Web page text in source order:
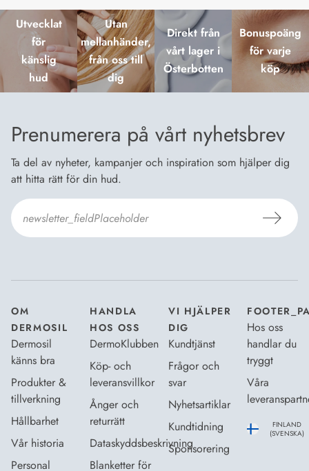
Utvecklat
för
känslig
hud
Utan
mellanhänder,
från oss till
dig
Direkt från
vårt lager i
Österbotten
Bonuspoäng
för varje
köp
Prenumerera på vårt nyhetsbrev
Ta del av nyheter, kampanjer och inspiration som hjälper dig
att hitta rätt för din hud.
OM
DERMOSIL
Dermosil
känns bra
Produkter &
tillverkning
Hållbarhet
Vår historia
Personal
HANDLA
HOS OSS
DermoKlubben
Köp- och
leveransvillkor
Ånger och
returrätt
Dataskyddsbeskrivning
Blanketter för
VI HJÄLPER
DIG
Kundtjänst
Frågor och
svar
Nyhetsartiklar
Kundtidning
Sponsorering
Hos oss
handlar du
tryggt
Våra
FINLAND
(SVENSKA)